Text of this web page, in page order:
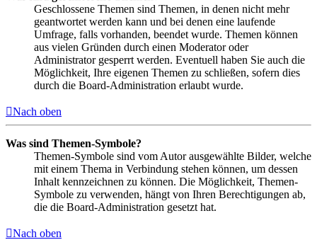
Geschlossene Themen sind Themen, in denen nicht mehr
geantwortet werden kann und bei denen eine laufende
Umfrage, falls vorhanden, beendet wurde. Themen können
aus vielen Gründen durch einen Moderator oder
Administrator gesperrt werden. Eventuell haben Sie auch die
Möglichkeit, Ihre eigenen Themen zu schließen, sofern dies
durch die Board-Administration erlaubt wurde.
Nach oben
Was sind Themen-Symbole?
Themen-Symbole sind vom Autor ausgewählte Bilder, welche
mit einem Thema in Verbindung stehen können, um dessen
Inhalt kennzeichnen zu können. Die Möglichkeit, Themen-
Symbole zu verwenden, hängt von Ihren Berechtigungen ab,
die die Board-Administration gesetzt hat.
Nach oben